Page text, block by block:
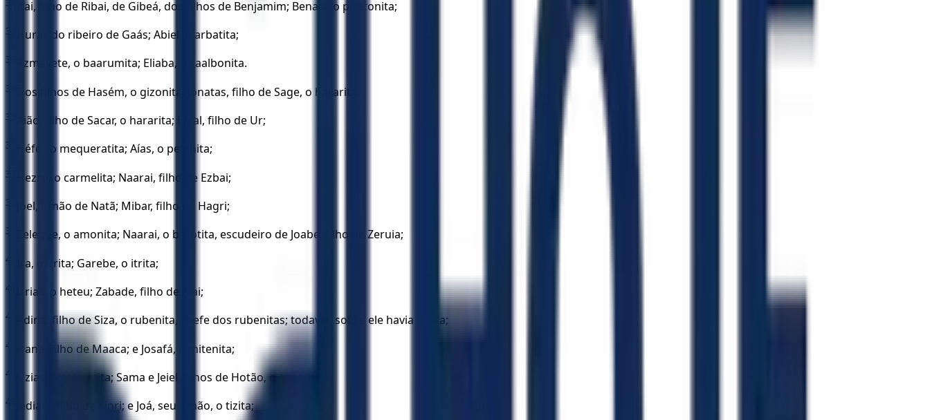
31 Itai, filho de Ribai, de Gibeá, dos filhos de Benjamim; Benaia, o piratonita;
32 Hurai, do ribeiro de Gaás; Abiel, o arbatita;
33 Azmavete, o baarumita; Eliaba, o saalbonita.
34 Dos filhos de Hasém, o gizonita: Jônatas, filho de Sage, o hararita;
35 Aião, filho de Sacar, o hararita; Elifal, filho de Ur;
36 Héfer, o mequeratita; Aías, o pelonita;
37 Hezro, o carmelita; Naarai, filho de Ezbai;
38 Joel, irmão de Natã; Mibar, filho de Hagri;
39 Zeleque, o amonita; Naarai, o berotita, escudeiro de Joabe, filho de Zeruia;
40 Ira, o itrita; Garebe, o itrita;
41 Urias, o heteu; Zabade, filho de Alai;
42 Adina, filho de Siza, o rubenita, chefe dos rubenitas; todavia, sobre ele havia trinta;
43 Hanã, filho de Maaca; e Josafá, o mitenita;
44 Uzias, o astaratita; Sama e Jeiel, filhos de Hotão, o aroerita;
45 Jediael, filho de Sinri; e Joá, seu irmão, o tizita;